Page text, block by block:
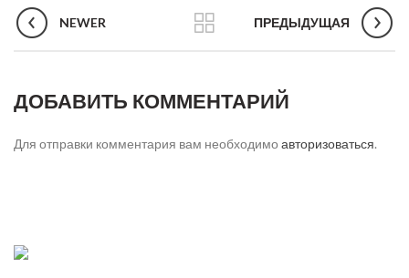
NEWER ПРЕДЫДУЩАЯ
ДОБАВИТЬ КОММЕНТАРИЙ
Для отправки комментария вам необходимо авторизоваться.